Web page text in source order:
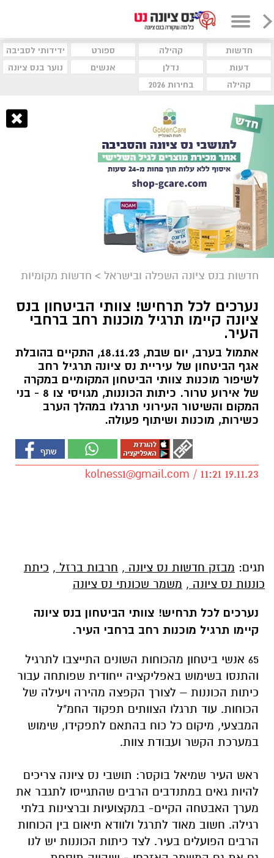
חדשות קהילה ספורט
ידידותי לסביבה
דעות
נדלן אנשים
נוער בנס ציונה
קהילה
בחירות 2026
חדשות בנס ציונה השפלה ובישראל > חדשות מקומיות
נערכים לכל תרחיש! צוותי הביטחון בנס
ציונה קיימו תרגיל מוכנות רחב ברחבי
העיר.
אתמול בערב, יום שבת, 18.11.23, התקיים בהובלת
אגף הביטחון של עיריית נס ציונה תרגיל רחב
לשיפור מוכנות צוותי הביטחון המקומיים במקרה
של אירוע טרור. כיתות הכוננות, מגויסי צו 8 - בני
המקום והשיטור העירוני תרגלו במהלך הערב
כשירות, מוכנות ושיתוף פעולה.
kolness1@gmail.com / 11:21 19.11.23
תגים: מבזק חדשות נס ציונה , חרבות ברזל , כיתת
כוננות נס ציונה , משמר שכונתי נס ציונה
נערכים לכל תרחיש! צוותי הביטחון בנס ציונה
קיימו תרגיל מוכנות רחב ברחבי העיר.
65 אנשי ביטחון מהכוחות השונים התייצבו לתרגיל
והתנסו בשימוש באפליקציה ייחודית שפותחה עבור
כיתות הכוננות – לצורך הקפצה מהירה ויעילה של
הכוחות. עוד תרגלו הצוותים תפקוד החמ"ל
המבצעי, מיקום כל כוח בהתאם לתפקידו, שימוש
במערכת הקשר ועבודת צוות.
ראש העיר שמיאל בוקסר: תושבי נס ציונה צריכים
להיות גאים במתנדבים הרבים שהתגייסו לתגבר את
מערך האבטחה הקיים- במקצועיות וברצינות בלתי
רגילה. חשוב מאוד לתרגל ולוודא תיאום בין הכוחות
הרבים הפועלים בעיר. לצד כיתות הכוננות יש לנו